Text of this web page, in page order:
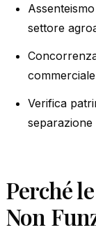
settore
commerciale
Verifica
separazione
Perché
Non